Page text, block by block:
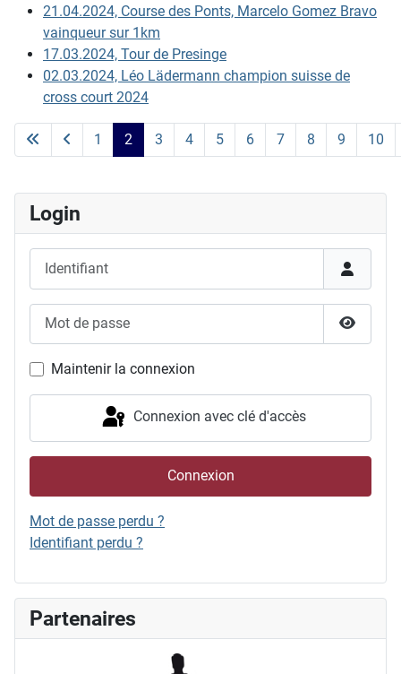
21.04.2024, Course des Ponts, Marcelo Gomez Bravo
vainqueur sur 1km
17.03.2024, Tour de Presinge
02.03.2024, Léo Lädermann champion suisse de
cross court 2024
Page 2 sur 24
1 2 3 4 5 6 7 8 9 10
Login
Afficher
Maintenir la connexion
Connexion avec clé d'accès
Connexion
Mot de passe perdu ?
Identifiant perdu ?
Partenaires